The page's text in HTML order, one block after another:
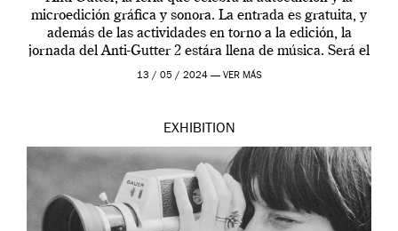
microedición gráfica y sonora. La entrada es gratuita, y
además de las actividades en torno a la edición, la
jornada del Anti-Gutter 2 estára llena de música. Será el
[…]
13 / 05 / 2024 — VER MÁS
EXHIBITION